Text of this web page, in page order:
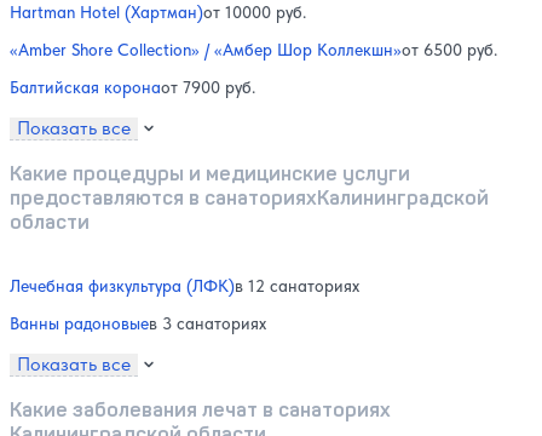
Hartman Hotel (Хартман)от 10000 руб.
«Amber Shore Collection» / «Амбер Шор Коллекшн»от 6500 руб.
Балтийская коронаот 7900 руб.
Показать все
Какие процедуры и медицинские услуги
предоставляются в санаторияхКалининградской
области
Лечебная физкультура (ЛФК)в 12 санаториях
Ванны радоновыев 3 санаториях
Показать все
Какие заболевания лечат в санаториях